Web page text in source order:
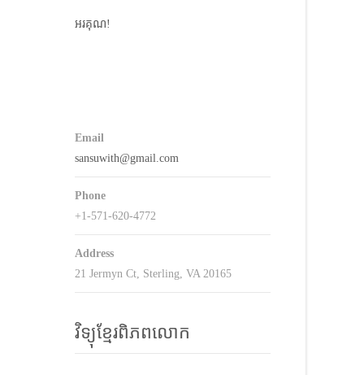
អរគុណ!
Email
sansuwith@gmail.com
Phone
+1-571-620-4772
Address
21 Jermyn Ct, Sterling, VA 20165
វិទ្យុខ្មែរពិភពលោក